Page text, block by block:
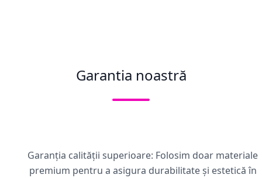
Garantia noastră
Garanția calității superioare: Folosim doar materiale
premium pentru a asigura durabilitate și estetică în